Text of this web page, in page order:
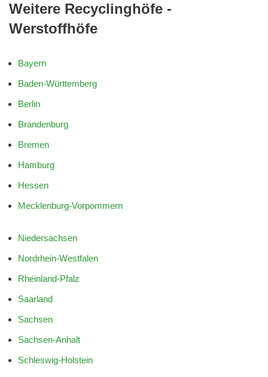
Weitere Recyclinghöfe -
Werstoffhöfe
Bayern
Baden-Württemberg
Berlin
Brandenburg
Bremen
Hamburg
Hessen
Mecklenburg-Vorpommern
Niedersachsen
Nordrhein-Westfalen
Rheinland-Pfalz
Saarland
Sachsen
Sachsen-Anhalt
Schleswig-Holstein